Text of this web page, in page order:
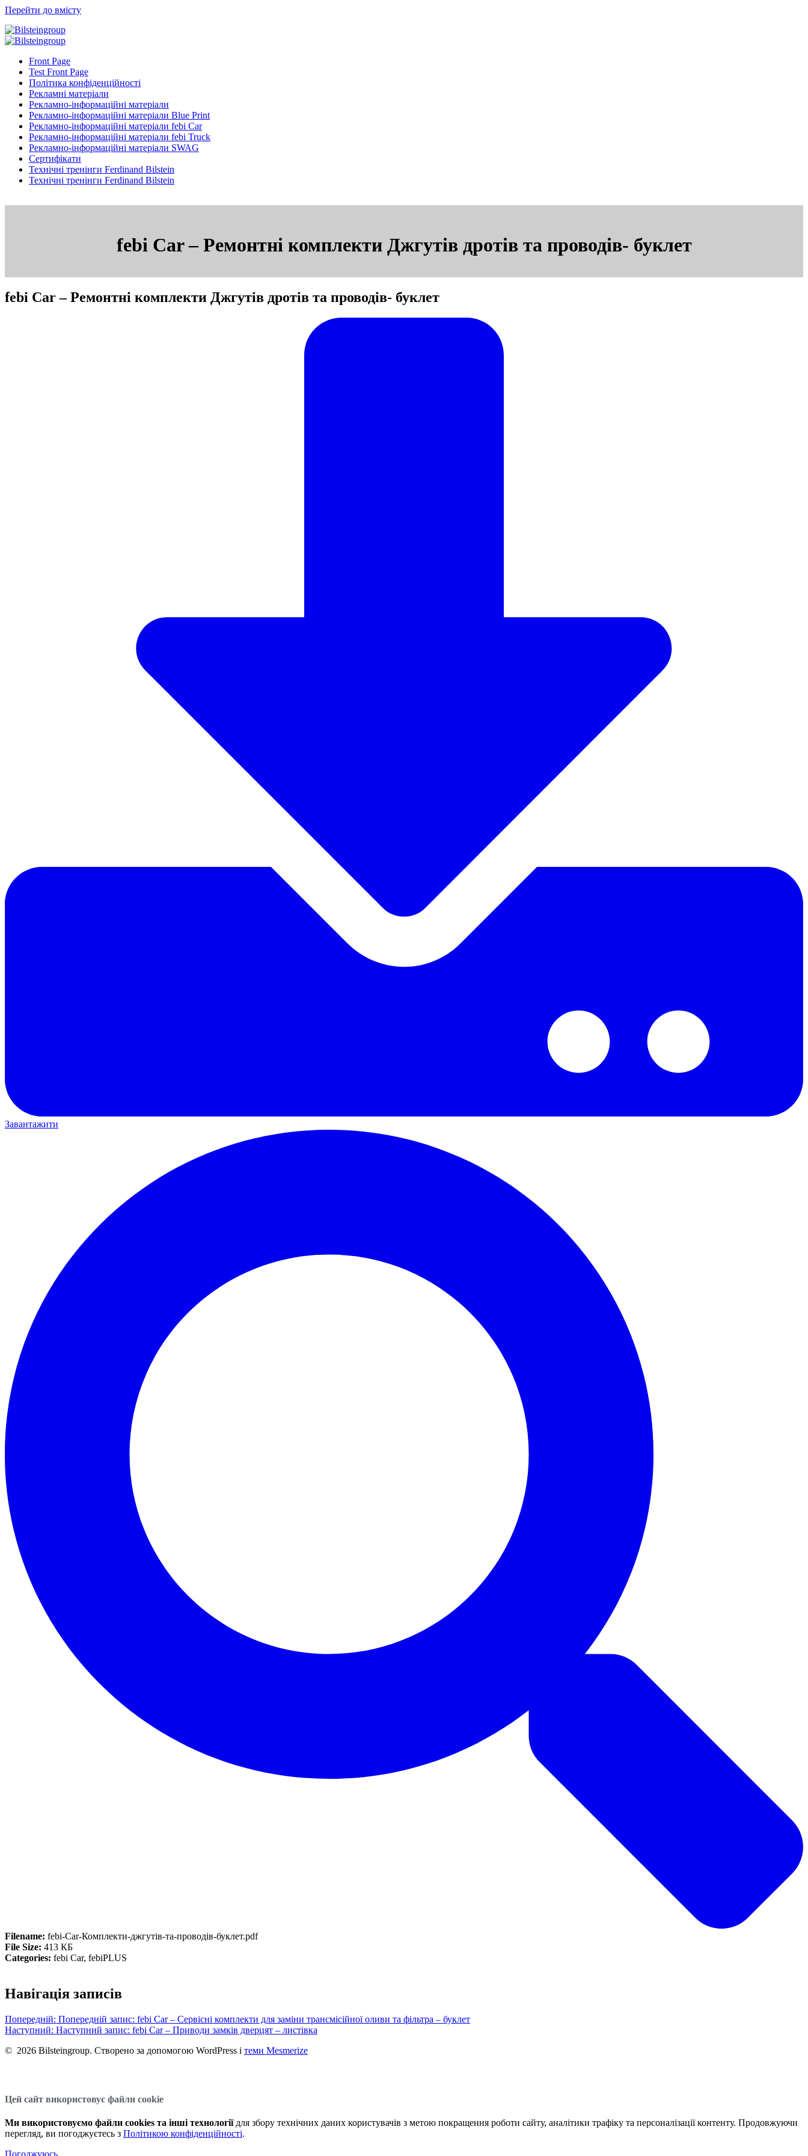
Перейти до вмісту
Front Page
Test Front Page
Політика конфіденційності
Рекламні матеріали
Рекламно-інформаційні матеріали
Рекламно-інформаційні матеріали Blue Print
Рекламно-інформаційні матеріали febi Car
Рекламно-інформаційні матеріали febi Truck
Рекламно-інформаційні матеріали SWAG
Сертифікати
Технічні тренінги Ferdinand Bilstein
Технічні тренінги Ferdinand Bilstein
febi Car – Ремонтні комплекти Джгутів дротів та проводів- буклет
febi Car – Ремонтні комплекти Джгутів дротів та проводів- буклет
Завантажити
Filename: febi-Car-Комплекти-джгутів-та-проводів-буклет.pdf
File Size: 413 КБ
Categories: febi Car, febiPLUS
Навігація записів
Попередній: Попередній запис: febi Car – Сервісні комплекти для заміни трансмісійної оливи та фільтра – буклет
Наступний: Наступний запис: febi Car – Приводи замків дверцят – листівка
© 2026 Bilsteingroup. Створено за допомогою WordPress і теми Mesmerize
Цей сайт використовує файли cookie
Ми використовуємо файли cookies та інші технологіїдля збору технічних даних користувачів з метою покращення роботи сайту, аналітики трафіку та персоналізації контенту. Продовжуючи
перегляд, ви погоджуєтесь з Політикою конфіденційності.
Погоджуюсь